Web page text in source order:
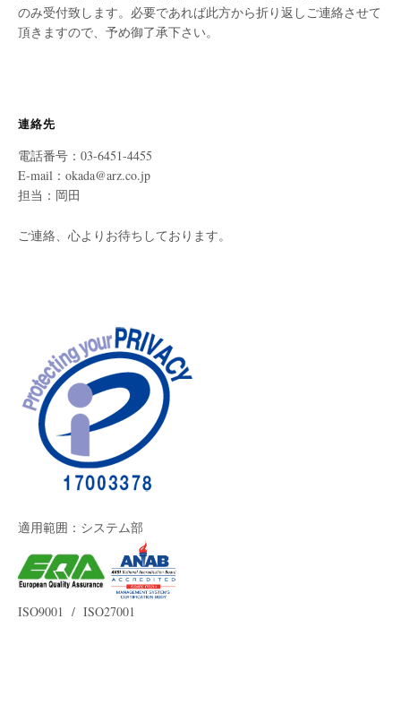
のみ受付致します。必要であれば此方から折り返しご連絡させて
頂きますので、予め御了承下さい。
連絡先
電話番号：03-6451-4455
E-mail：okada@arz.co.jp
担当：岡田
ご連絡、心よりお待ちしております。
適用範囲：システム部
ISO9001 / ISO27001